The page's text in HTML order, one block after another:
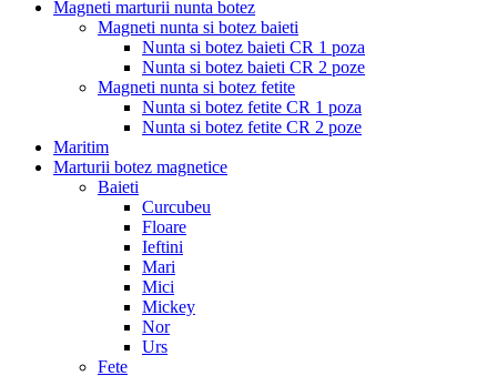
Magneti marturii nunta botez
Magneti nunta si botez baieti
Nunta si botez baieti CR 1 poza
Nunta si botez baieti CR 2 poze
Magneti nunta si botez fetite
Nunta si botez fetite CR 1 poza
Nunta si botez fetite CR 2 poze
Maritim
Marturii botez magnetice
Baieti
Curcubeu
Floare
Ieftini
Mari
Mici
Mickey
Nor
Urs
Fete